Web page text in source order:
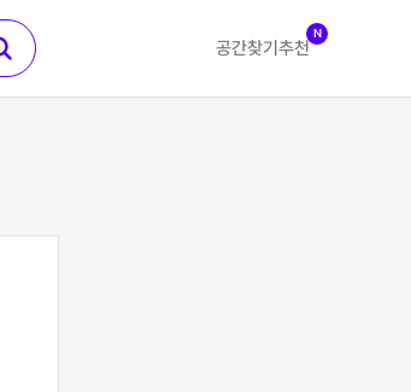
공간찾기 추천
N